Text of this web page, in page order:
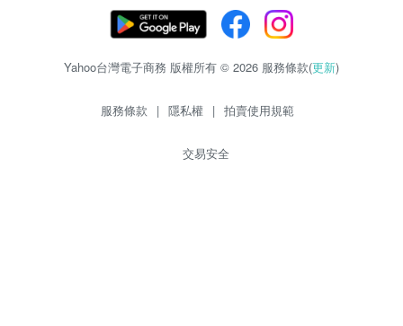
Yahoo台灣電子商務 版權所有 © 2026 服務條款(更新)
服務條款 | 隱私權 | 拍賣使用規範
交易安全